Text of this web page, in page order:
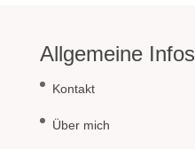
Allgemeine Infos
Kontakt
Über mich